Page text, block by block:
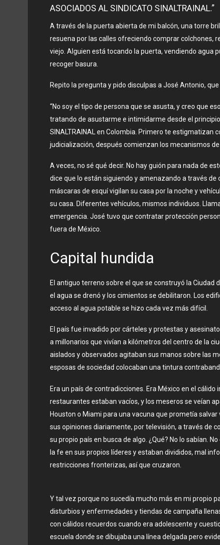
ASOCIADOS AL SINDICATO SINALTRAINAL.”
A través de la puerta abierta de mi balcón, una torre
resuena por las calles ofreciendo comprar colchones,
viejo. Alguien está tocando la puerta, vendiendo agua
recoger basura.
Repito la pregunta y pido disculpas a José Antonio,
“No soy el tipo de persona que se asusta, y creo que
tratando de asustarme e intimidarme desde el
SINALTRAINAL en Colombia. Primero te estigmatizan
judicialización, después comienzan los mecanismos
A veces, no sé qué decir. No hay guión para nada de
dice que lo están siguiendo y amenazando a través
máscaras de esquí vigilan su casa por la noche y
su casa. Diferentes vehículos, mismos individuos.
emergencia. José tuvo que contratar protección
fuera de México.
Capital hundida
El antiguo terreno sobre el que se construyó la
el agua se drenó y los cimientos se debilitaron. Los
acceso al agua potable se hizo cada vez más difícil.
El país fue invadido por cárteles y protestas y
a millonarios que vivían a kilómetros del centro de la
aislados y observados agitaban sus manos sobre las
esposas de sociedad colocaban una tintura
Era un país de contradicciones. Era México en el
restaurantes estaban vacíos, y los meseros se veían
Houston o Miami para una vacuna que prometía
sus opiniones diariamente, por televisión, a través de
su propio país en busca de algo. ¿Qué? No lo sabían.
la fe en sus propios líderes y estaban divididos, mal
restricciones fronterizas, así que cruzaron.
Y tal vez porque no sucedía mucho más en mi propio
disturbios y enfermedades y tiendas de campaña
con cálidos recuerdos cuando era adolescente y
escuela donde se dibujaba una línea delgada pero